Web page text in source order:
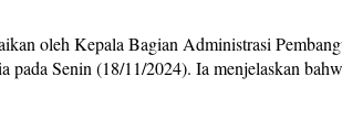
oleh Kepala Bagian Administrasi
pada Senin (18/11/2024). Ia menjelaskan